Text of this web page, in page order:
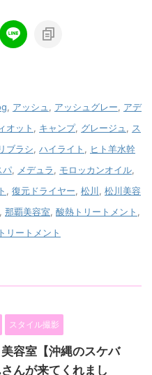
, アッシュ, アッシュグレー, アデ
オット , キャンプ, グレージュ, ス
ブラシ, ハイライト , ヒト羊水幹
パ, メデュラ, モロッカンオイル,
, 復元ドライヤー, 松川, 松川美容
, 那覇美容室, 酸熱トリートメント ,
リートメント
スタイル撮影
容室【沖縄のスケバ
んが来てくれまし